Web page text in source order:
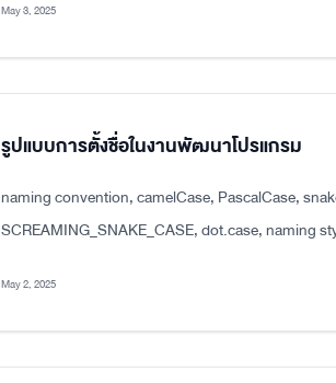
May 3, 2025
รูปแบบการตั้งชื่อในงานพัฒนาโปรแกรม
naming convention, camelCase, PascalCase,
SCREAMING_SNAKE_CASE, dot.case, naming
May 2, 2025